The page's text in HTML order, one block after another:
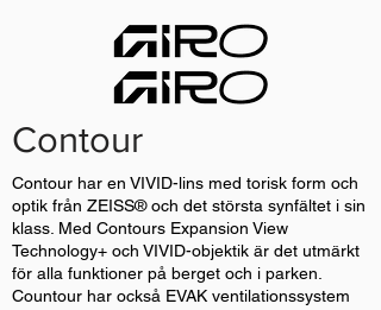
Contour
Contour har en VIVID-lins med torisk form och
optik från ZEISS® och det största synfältet i sin
klass. Med Contours Expansion View
Technology+ och VIVID-objektik är det utmärkt
för alla funktioner på berget och i parken.
Countour har också EVAK ventilationssystem